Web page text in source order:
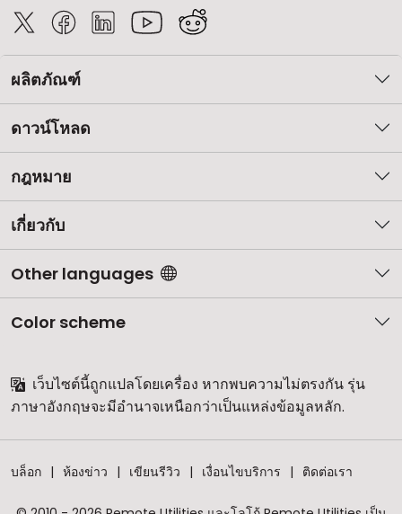
ผลิตภัณฑ์
ดาวน์โหลด
กฎหมาย
เกี่ยวกับ
Other languages
Color scheme
เว็บไซต์นี้ถูกแปลโดยเครื่อง หากพบความไม่ตรงกัน รุ่น
ภาษาอังกฤษจะมีอำนาจเหนือกว่าเป็นแหล่งข้อมูลหลัก.
บล็อก ห้องข่าว เขียนรีวิว เงื่อนไขบริการ ติดต่อเรา